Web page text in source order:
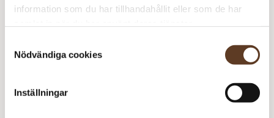
information som du har tillhandahållit eller som de har
Nödvändiga cookies
Inställningar
Addi Classic Rundstickor – 3.50 mm, 40 cm (89 kr)
Addi Classic Rundstickor – 3.50 mm, 80 cm (89 kr)